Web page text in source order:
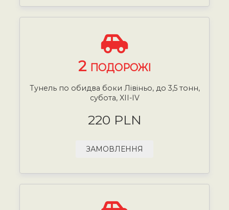
2 ПОДОРОЖІ
Тунель по обидва боки Лівіньо, до 3,5 тонн,
субота, XII-IV
220 PLN
ЗАМОВЛЕННЯ